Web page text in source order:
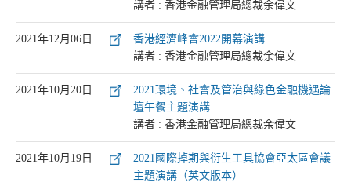
講者 : 香港金融管理局總裁余偉文
2021年12月06日
香港經濟峰會2022開幕演講
講者 : 香港金融管理局總裁余偉文
2021年10月20日
2021環境、社會及管治與綠色金融機遇論
壇午餐主題演講
講者 : 香港金融管理局總裁余偉文
2021年10月19日
2021國際掉期與衍生工具協會亞太區會議
主題演講（英文版本）